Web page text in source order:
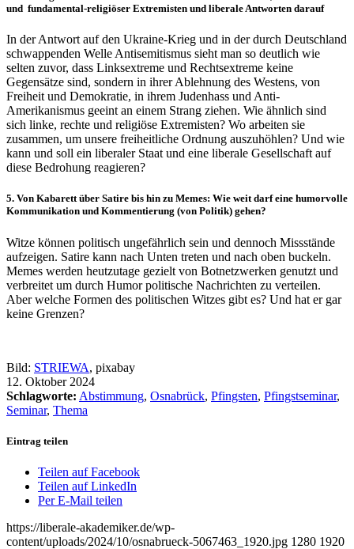
und fundamental-religiöser Extremisten und liberale Antworten darauf
In der Antwort auf den Ukraine-Krieg und in der durch Deutschland
schwappenden Welle Antisemitismus sieht man so deutlich wie
selten zuvor, dass Linksextreme und Rechtsextreme keine
Gegensätze sind, sondern in ihrer Ablehnung des Westens, von
Freiheit und Demokratie, in ihrem Judenhass und Anti-
Amerikanismus geeint an einem Strang ziehen. Wie ähnlich sind
sich linke, rechte und religiöse Extremisten? Wo arbeiten sie
zusammen, um unsere freiheitliche Ordnung auszuhöhlen? Und wie
kann und soll ein liberaler Staat und eine liberale Gesellschaft auf
diese Bedrohung reagieren?
5. Von Kabarett über Satire bis hin zu Memes: Wie weit darf eine humorvolle
Kommunikation und Kommentierung (von Politik) gehen?
Witze können politisch ungefährlich sein und dennoch Missstände
aufzeigen. Satire kann nach Unten treten und nach oben buckeln.
Memes werden heutzutage gezielt von Botnetzwerken genutzt und
verbreitet um durch Humor politische Nachrichten zu verteilen.
Aber welche Formen des politischen Witzes gibt es? Und hat er gar
keine Grenzen?
Bild: STRIEWA, pixabay
12. Oktober 2024
Schlagworte: Abstimmung, Osnabrück, Pfingsten, Pfingstseminar,
Seminar, Thema
Eintrag teilen
Teilen auf Facebook
Teilen auf LinkedIn
Per E-Mail teilen
https://liberale-akademiker.de/wp-
content/uploads/2024/10/osnabrueck-5067463_1920.jpg 1280 1920